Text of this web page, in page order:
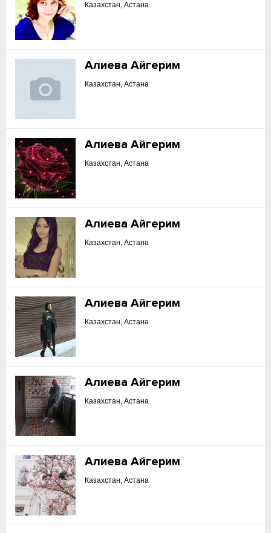
Казахстан, Астана
Алиева Айгерим
Казахстан, Астана
Алиева Айгерим
Казахстан, Астана
Алиева Айгерим
Казахстан, Астана
Алиева Айгерим
Казахстан, Астана
Алиева Айгерим
Казахстан, Астана
Алиева Айгерим
Казахстан, Астана